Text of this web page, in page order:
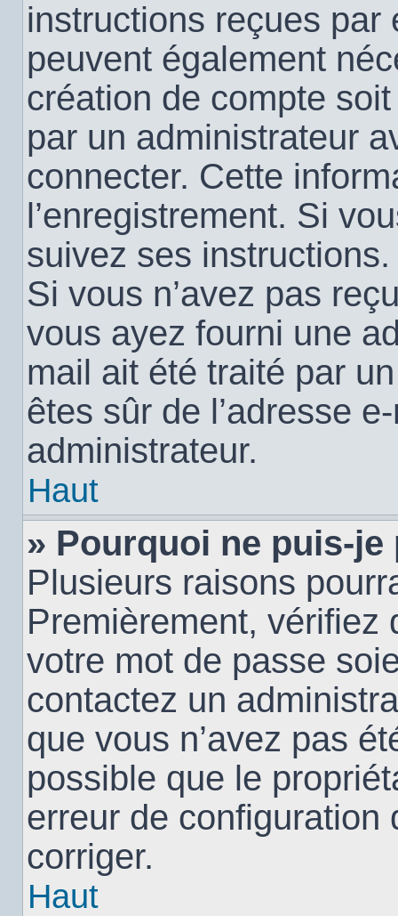
instructions reçues par
peuvent également
création de compte
par un administrateur
connecter. Cette
l’enregistrement. Si
suivez ses instructions.
Si vous n’avez pas
vous ayez fourni une
mail ait été traité par
êtes sûr de l’adresse
administrateur.
Haut
» Pourquoi ne puis-
Plusieurs raisons
Premièrement, vérifiez
votre mot de passe
contactez un
que vous n’avez pas
possible que le
erreur de configuration
corriger.
Haut